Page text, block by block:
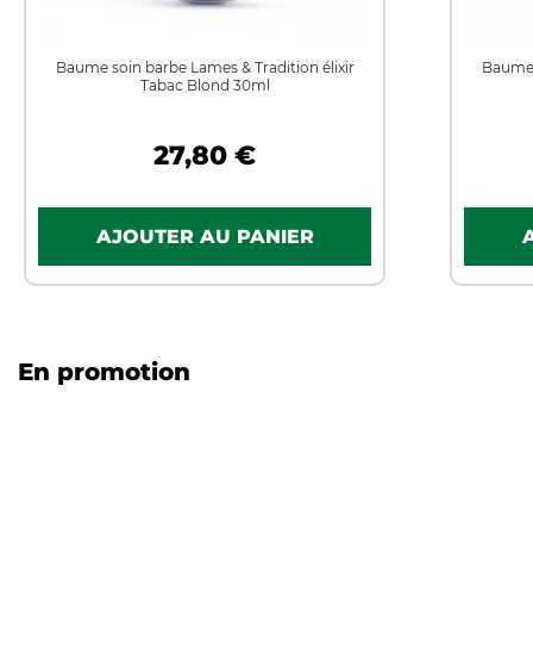
Baume soin barbe Lames & Tradition élixir
Tabac Blond 30ml
27,80 €
En promotion